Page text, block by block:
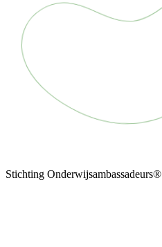
Stichting Onderwijsambassadeurs®